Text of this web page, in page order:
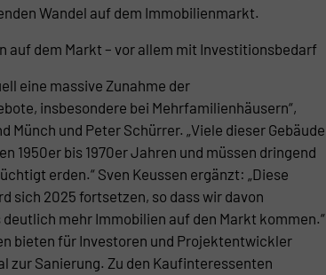
Wandel auf dem Immobilienmarkt.
auf dem Markt – vor allem mit Investitionsbedarf
eine massive Zunahme der
insbesondere bei Mehrfamilienhäusern“,
Münch und Peter Schürrer. „Viele dieser Gebäude
1950er bis 1970er Jahren und müssen dringend
erden.“ Sven Keussen ergänzt: „Diese
sich 2025 fortsetzen, so dass wir davon
deutlich mehr Immobilien auf den Markt kommen.“
bieten für Investoren und Projektentwickler
zur Sanierung. Zu den Kaufinteressenten